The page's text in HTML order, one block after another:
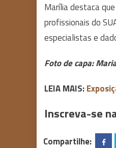
Marília destaca
profissionais do
especialistas e
Foto de capa:
LEIA MAIS:
Inscreva-se
Compartilhe: